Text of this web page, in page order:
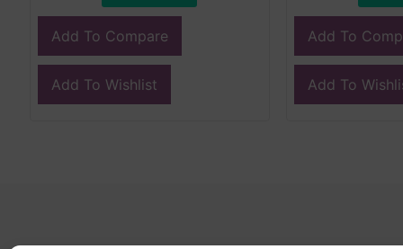
Add To Compare
Add To Wishlist
Add To
Add To